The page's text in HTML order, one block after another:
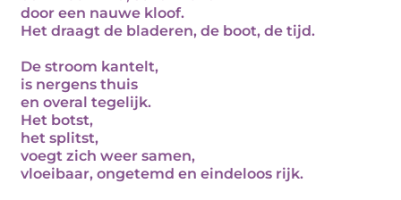
door een nauwe kloof.
Het draagt de bladeren, de boot, de tijd.
De stroom kantelt,
is nergens thuis
en overal tegelijk.
Het botst,
het splitst,
voegt zich weer samen,
vloeibaar, ongetemd en eindeloos rijk.